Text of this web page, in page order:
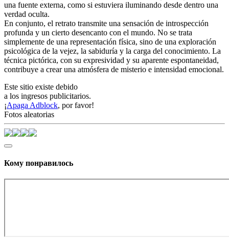
una fuente externa, como si estuviera iluminando desde dentro una
verdad oculta.
En conjunto, el retrato transmite una sensación de introspección
profunda y un cierto desencanto con el mundo. No se trata
simplemente de una representación física, sino de una exploración
psicológica de la vejez, la sabiduría y la carga del conocimiento. La
técnica pictórica, con su expresividad y su aparente espontaneidad,
contribuye a crear una atmósfera de misterio e intensidad emocional.
Este sitio existe debido
a los ingresos publicitarios.
¡Apaga Adblock, por favor!
Fotos aleatorias
Кому понравилось